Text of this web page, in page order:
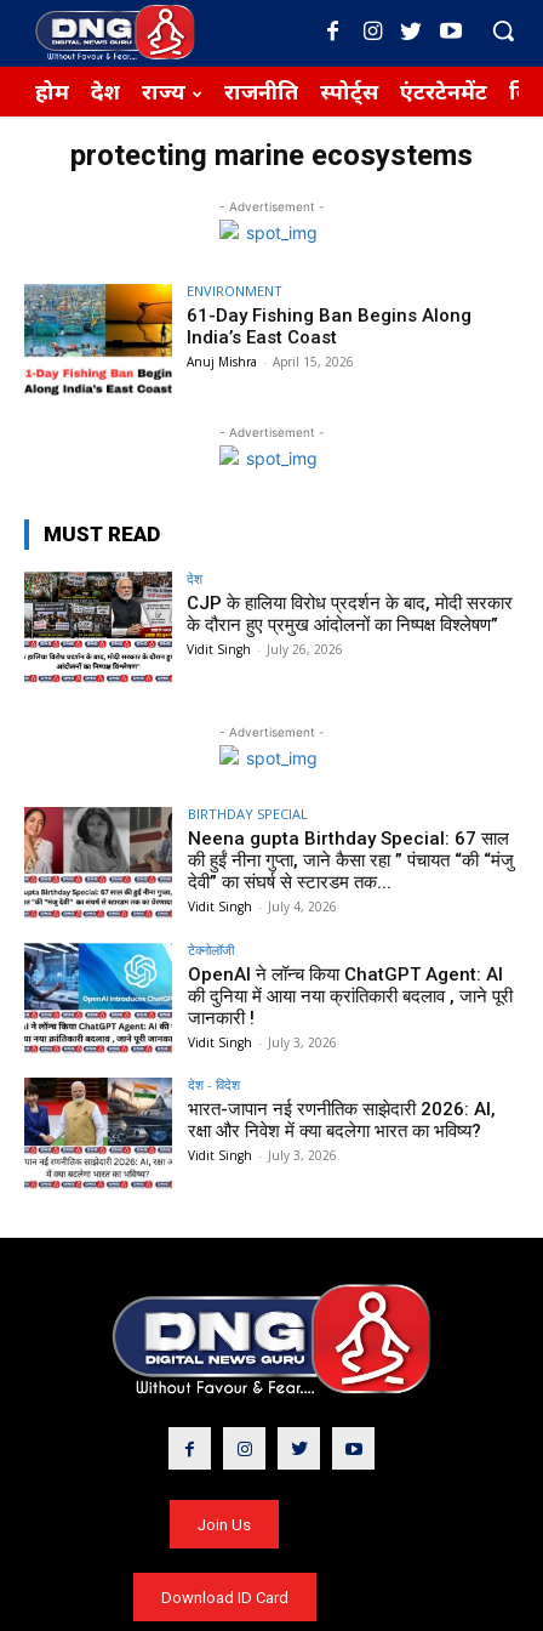
होम देश राज्य राजनीति स्पोर्ट्स एंटरटेनमेंट
protecting marine ecosystems
- Advertisement -
ENVIRONMENT
61-Day Fishing Ban Begins Along
India’s East Coast
Anuj Mishra - April 15, 2026
- Advertisement -
MUST READ
देश
CJP के हालिया विरोध प्रदर्शन के बाद, मोदी सरकार
के दौरान हुए प्रमुख आंदोलनों का निष्पक्ष विश्लेषण”
Vidit Singh - July 26, 2026
- Advertisement -
BIRTHDAY SPECIAL
Neena gupta Birthday Special: 67 साल
की हुईं नीना गुप्ता, जाने कैसा रहा ” पंचायत “की “मंजु
देवी” का संघर्ष से स्टारडम तक...
Vidit Singh - July 4, 2026
टेक्नोलॉजी
OpenAI ने लॉन्च किया ChatGPT Agent: AI
की दुनिया में आया नया क्रांतिकारी बदलाव , जाने पूरी
जानकारी !
Vidit Singh - July 3, 2026
देश - विदेश
भारत-जापान नई रणनीतिक साझेदारी 2026: AI,
रक्षा और निवेश में क्या बदलेगा भारत का भविष्य?
Vidit Singh - July 3, 2026
Join Us
Download ID Card